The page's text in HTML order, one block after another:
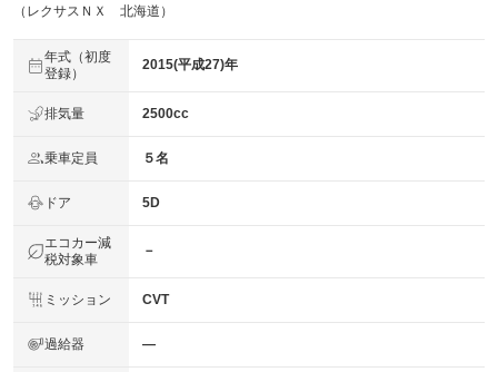
（レクサスＮＸ 北海道）
年式（初度
登録）
2015(平成27)年
排気量 2500cc
乗車定員 ５名
ドア 5D
エコカー減
税対象車
－
ミッション CVT
過給器 ―